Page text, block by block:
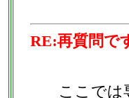
RE:再質問で
ここでは